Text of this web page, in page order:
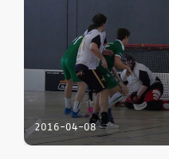
2016-04-08